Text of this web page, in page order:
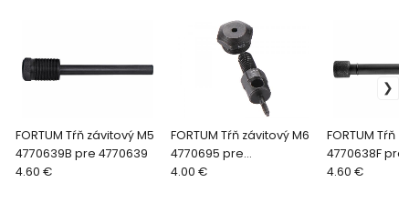
FORTUM Tŕň závitový M5
4770639B pre 4770639
4.60 €
FORTUM Tŕň závitový M6
4770695 pre
4770620,30,32,33,34,35,
4.00 €
FORTUM Tŕň
4770638F pre
4770639
4.60 €